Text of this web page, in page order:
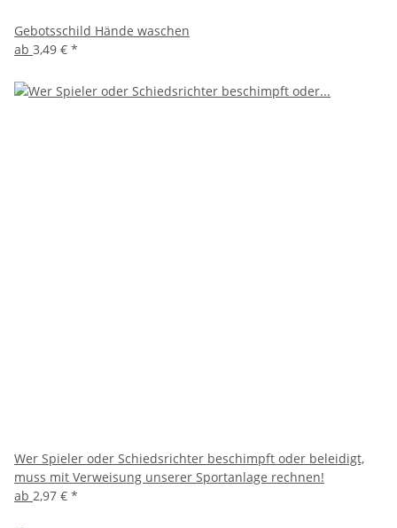
Gebotsschild Hände waschen
ab 3,49 € *
Wer Spieler oder Schiedsrichter beschimpft oder beleidigt,
muss mit Verweisung unserer Sportanlage rechnen!
ab 2,97 € *